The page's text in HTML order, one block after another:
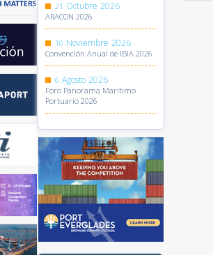
21 Octubre 2026
ARACON 2026
10 Noviembre 2026
Convención Anual de IBIA 2026
6 Agosto 2026
Foro Panorama Marítimo
Portuario 2026